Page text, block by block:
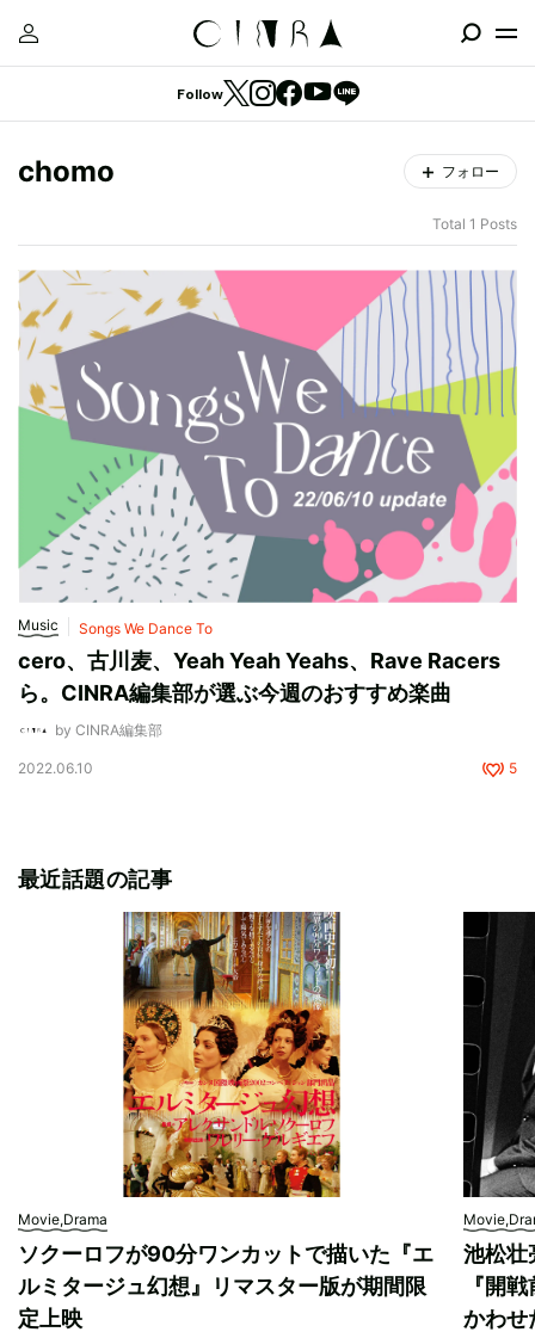
Follow
chomo フォロー
Total 1 Posts
Music Songs We Dance To
cero、古川麦、Yeah Yeah Yeahs、Rave Racers
ら。CINRA編集部が選ぶ今週のおすすめ楽曲
by CINRA編集部
2022.06.10 5
最近話題の記事
Movie,Drama
ソクーロフが90分ワンカットで描いた『エ
ルミタージュ幻想』リマスター版が期間限
定上映
池松壮
『開
かわせ